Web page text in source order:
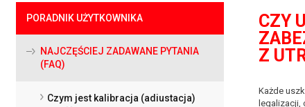
PORADNIK UŻYTKOWNIKA
NAJCZĘŚCIEJ ZADAWANE PYTANIA
(FAQ)
Czym jest kalibracja (adiustacja)
CZY
Z
Każde
legalizacji,